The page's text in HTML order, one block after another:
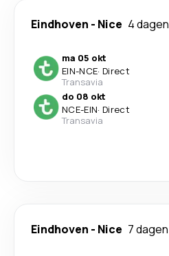
Eindhoven - Nice 4 dagen
ma 05 okt
EIN-NCE· Direct
Transavia
do 08 okt
NCE-EIN· Direct
Transavia
Eindhoven - Nice 7 dagen